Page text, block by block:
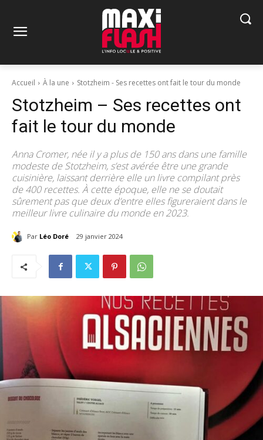
Accueil À la une Stotzheim - Ses recettes ont fait le tour du monde
Stotzheim – Ses recettes ont
fait le tour du monde
Anna Cromer, née il y a plus de 150 ans dans une famille
modeste de Stotzheim, s’est avérée être une grande
cuisinière, laissant derrière elle un livre compilant près
de 400 recettes. À cette époque, elle ne se doutait
sûrement pas que deux d’entre elles figureraient dans le
meilleur livre culinaire du monde en 2023.
Par Léo Doré 29 janvier 2024